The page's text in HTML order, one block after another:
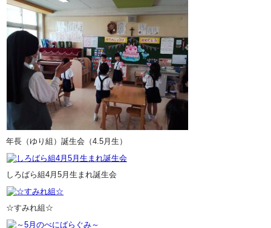
年長（ゆり組）誕生会（4.5月生）
しろばら組4月5月生まれ誕生会
☆すみれ組☆